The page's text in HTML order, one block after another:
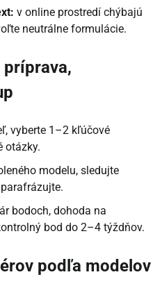
v online prostredí chýbajú
neutrálne formulácie.
vyberte 1–2 kľúčové
otázky.
modelu, sledujte
bodoch, dohoda na
bod do 2–4 týždňov.
podľa modelov